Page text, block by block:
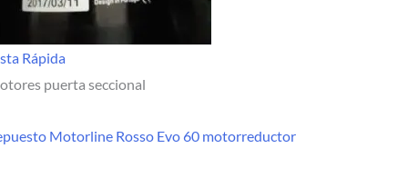
Rápida
puerta seccional
Motorline Rosso Evo 60 motorreductor